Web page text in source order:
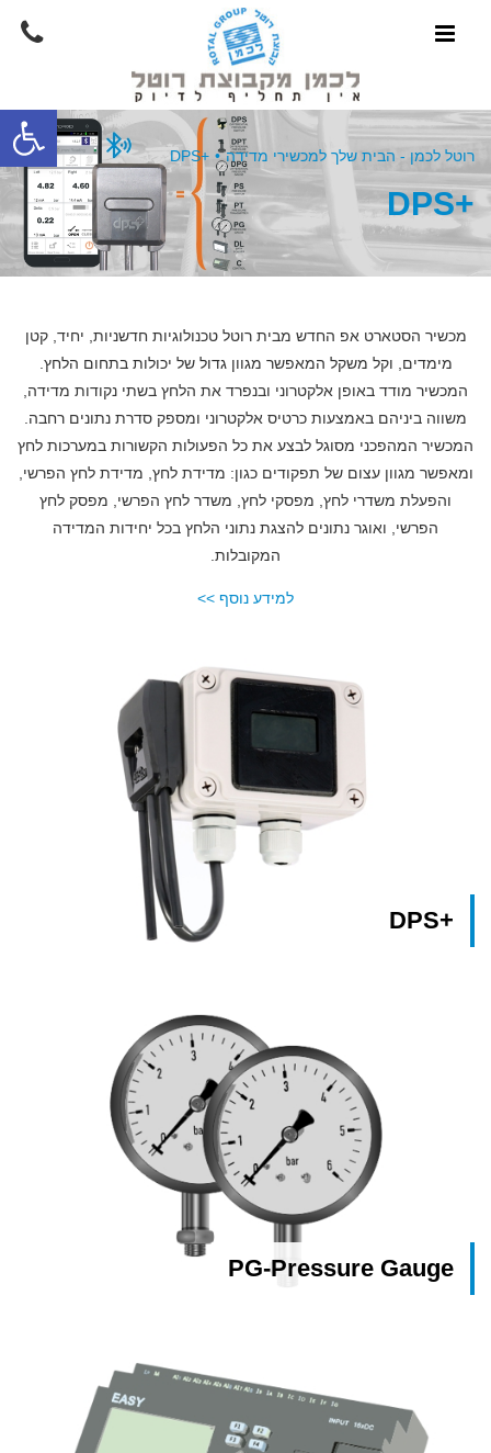
פתח
רוטל לכמן - הבית שלך למכשירי מדידה •
+DPS
+DPS
מכשיר הסטארט אפ החדש מבית רוטל טכנולוגיות חדשניות, יחיד, קטן
מימדים, וקל משקל המאפשר מגוון גדול של יכולות בתחום הלחץ.
המכשיר מודד באופן אלקטרוני ובנפרד את הלחץ בשתי נקודות מדידה,
משווה ביניהם באמצעות כרטיס אלקטרוני ומספק סדרת נתונים רחבה.
המכשיר המהפכני מסוגל לבצע את כל הפעולות הקשורות במערכות לחץ
ומאפשר מגוון עצום של תפקודים כגון: מדידת לחץ, מדידת לחץ הפרשי,
והפעלת משדרי לחץ, מפסקי לחץ, משדר לחץ הפרשי, מפסק לחץ
הפרשי, ואוגר נתונים להצגת נתוני הלחץ בכל יחידות המדידה
המקובלות.
למידע נוסף >>
+DPS
PG-Pressure Gauge